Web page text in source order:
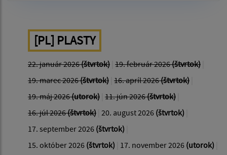
[PL] PLASTY
22. január 2026(štvrtok) 19. február 2026(štvrtok)
19. marec 2026(štvrtok) 16. apríl 2026(štvrtok)
19. máj 2026(utorok) 11. jún 2026(štvrtok)
16. júl 2026(štvrtok) 20. august 2026 (štvrtok)
17. september 2026 (štvrtok)
15. október 2026 (štvrtok) 17. november 2026 (utorok)